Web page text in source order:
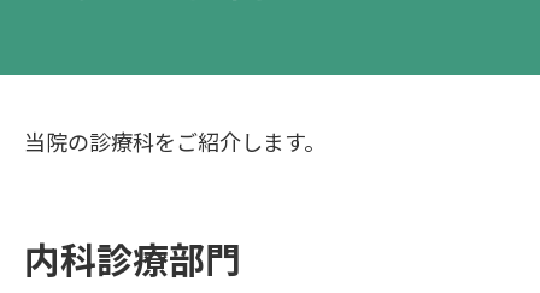
当院の診療科をご紹介します。
内科診療部門